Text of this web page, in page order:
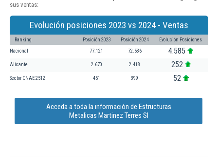
sus ventas:
Evolución posiciones 2023 vs 2024 - Ventas
Ranking Posición 2023 Posición 2024 Evolución Posiciones
Nacional 77.121 72.536 4.585
Alicante 2.670 2.418 252
Sector CNAE 2512 451 399 52
Acceda a toda la información de Estructuras
Metalicas Martinez Terres Sl